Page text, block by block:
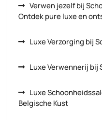
Verwen jezelf bij
Ontdek pure luxe en
Luxe Verzorging bij
Luxe Verwennerij bij
Luxe
Belgische Kust